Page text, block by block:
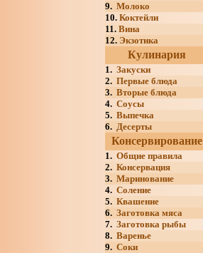
9. Молоко
10. Коктейли
11. Вина
12. Экзотика
Кулинария
1. Закуски
2. Первые блюда
3. Вторые блюда
4. Соусы
5. Выпечка
6. Десерты
Консервирование
1. Общие правила
2. Консервация
3. Маринование
4. Соление
5. Квашение
6. Заготовка мяса
7. Заготовка рыбы
8. Варенье
9. Соки